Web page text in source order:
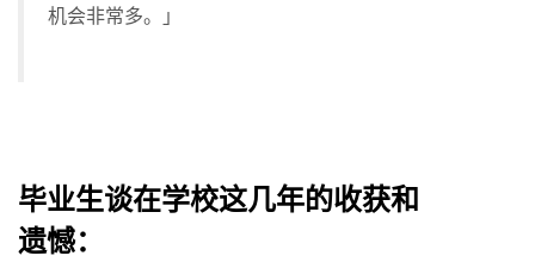
机会非常多。」
毕业生谈在学校这几年的收获和
遗憾：